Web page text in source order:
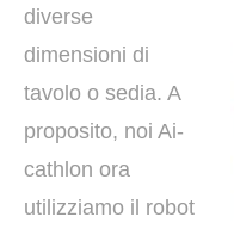
diverse
dimensioni di
tavolo o sedia. A
proposito, noi Ai-
cathlon ora
utilizziamo il robot